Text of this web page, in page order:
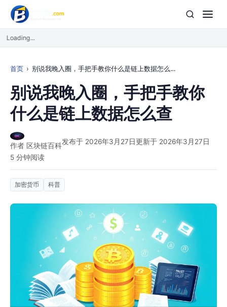
Loading...
首页 别说我晚入圈，手把手教你什么是链上数据怎么查
别说我晚入圈，手把手教你
什么是链上数据怎么查
作者 区块链百科发布于 2026年3月27日更新于 2026年3月27日
5 分钟阅读
加密货币 科普